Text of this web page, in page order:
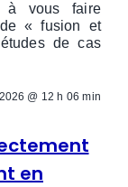
à vous faire
« fusion et
de cas
@ 12 h 06 min
en